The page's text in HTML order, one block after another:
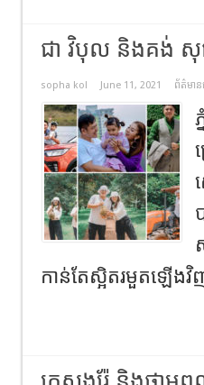
ជា វិបុល និងគង់ សុ
sopha kol June 11, 2021 ព័ត៌មាន
កាន់តែស្អិតរមួតឡើង